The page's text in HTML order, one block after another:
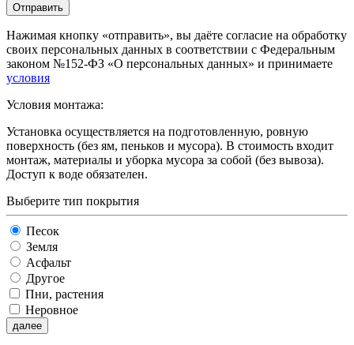
Отправить
Нажимая кнопку «отправить», вы даёте согласие на обработку
своих персональных данных в соответствии с Федеральным
законом №152-ФЗ «О персональных данных» и принимаете
условия
Условия монтажа:
Установка осуществляется на подготовленную, ровную
поверхность (без ям, пеньков и мусора). В стоимость входит
монтаж, материалы и уборка мусора за собой (без вывоза).
Доступ к воде обязателен.
Выберите тип покрытия
Песок
Земля
Асфальт
Другое
Пни, растения
Неровное
далее